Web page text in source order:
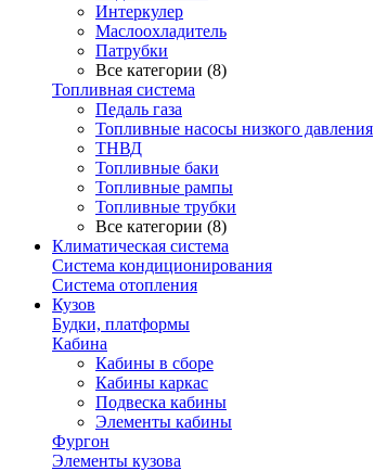
Интеркулер
Маслоохладитель
Патрубки
Все категории (8)
Топливная система
Педаль газа
Топливные насосы низкого давления
ТНВД
Топливные баки
Топливные рампы
Топливные трубки
Все категории (8)
Климатическая система
Система кондиционирования
Система отопления
Кузов
Будки, платформы
Кабина
Кабины в сборе
Кабины каркас
Подвеска кабины
Элементы кабины
Фургон
Элементы кузова